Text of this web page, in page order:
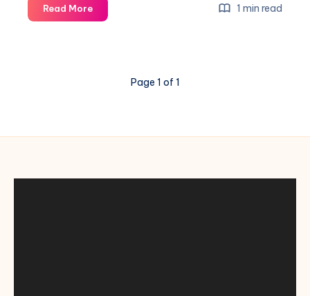
Read More[
Bein
Alanyaspor
canli
1 min read
Page 1 of 1